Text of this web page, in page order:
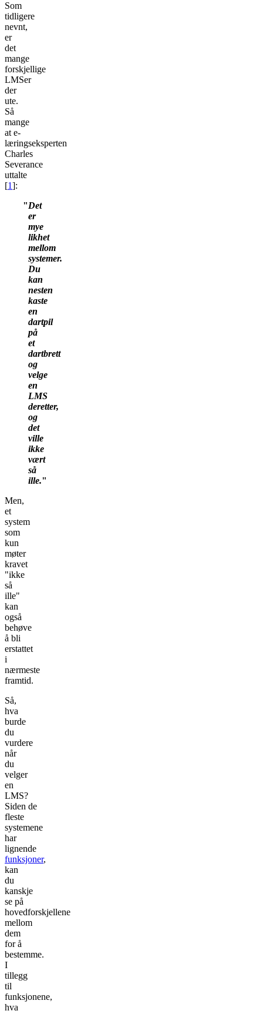
Som
tidligere
nevnt,
er
det
mange
forskjellige
LMSer
der
ute.
Så
mange
at e-
læringseksperten
Charles
Severance
uttalte
[1]:
Det
er
mye
likhet
mellom
systemer.
Du
kan
nesten
kaste
en
dartpil
på
et
dartbrett
og
velge
en
LMS
deretter,
og
det
ville
ikke
vært
så
ille.
Men,
et
system
som
kun
møter
kravet
"ikke
så
ille"
kan
også
behøve
å bli
erstattet
i
nærmeste
framtid.
Så,
hva
burde
du
vurdere
når
du
velger
en
LMS?
Siden de
fleste
systemene
har
lignende
funksjoner,
kan
du
kanskje
se på
hovedforskjellene
mellom
dem
for å
bestemme.
I
tillegg
til
funksjonene,
hva